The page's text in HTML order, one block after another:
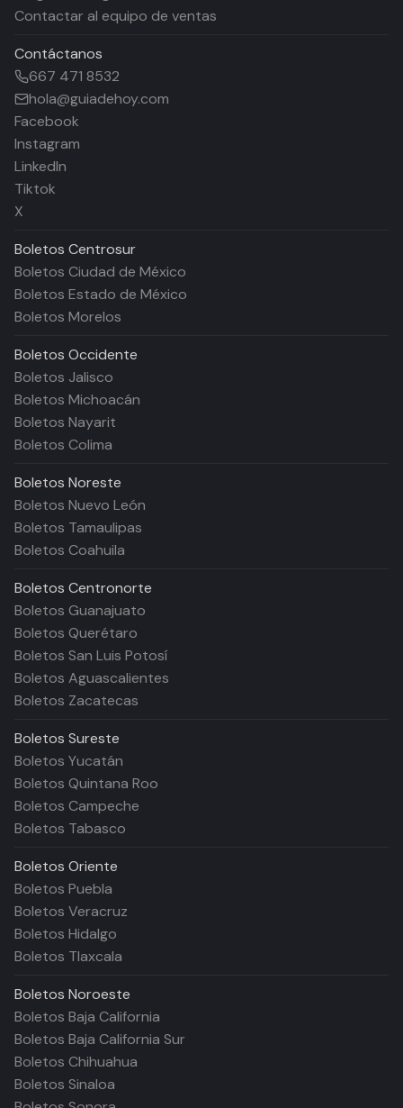
Contactar al equipo de ventas
Contáctanos
667 471 8532
hola@guiadehoy.com
Facebook
Instagram
LinkedIn
Tiktok
X
Boletos Centrosur
Boletos Ciudad de México
Boletos Estado de México
Boletos Morelos
Boletos Occidente
Boletos Jalisco
Boletos Michoacán
Boletos Nayarit
Boletos Colima
Boletos Noreste
Boletos Nuevo León
Boletos Tamaulipas
Boletos Coahuila
Boletos Centronorte
Boletos Guanajuato
Boletos Querétaro
Boletos San Luis Potosí
Boletos Aguascalientes
Boletos Zacatecas
Boletos Sureste
Boletos Yucatán
Boletos Quintana Roo
Boletos Campeche
Boletos Tabasco
Boletos Oriente
Boletos Puebla
Boletos Veracruz
Boletos Hidalgo
Boletos Tlaxcala
Boletos Noroeste
Boletos Baja California
Boletos Baja California Sur
Boletos Chihuahua
Boletos Sinaloa